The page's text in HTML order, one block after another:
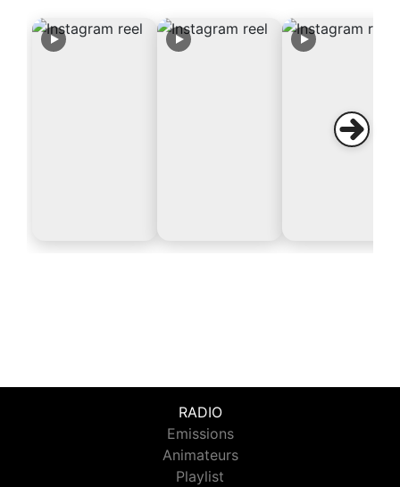
RADIO
Emissions
Animateurs
Playlist